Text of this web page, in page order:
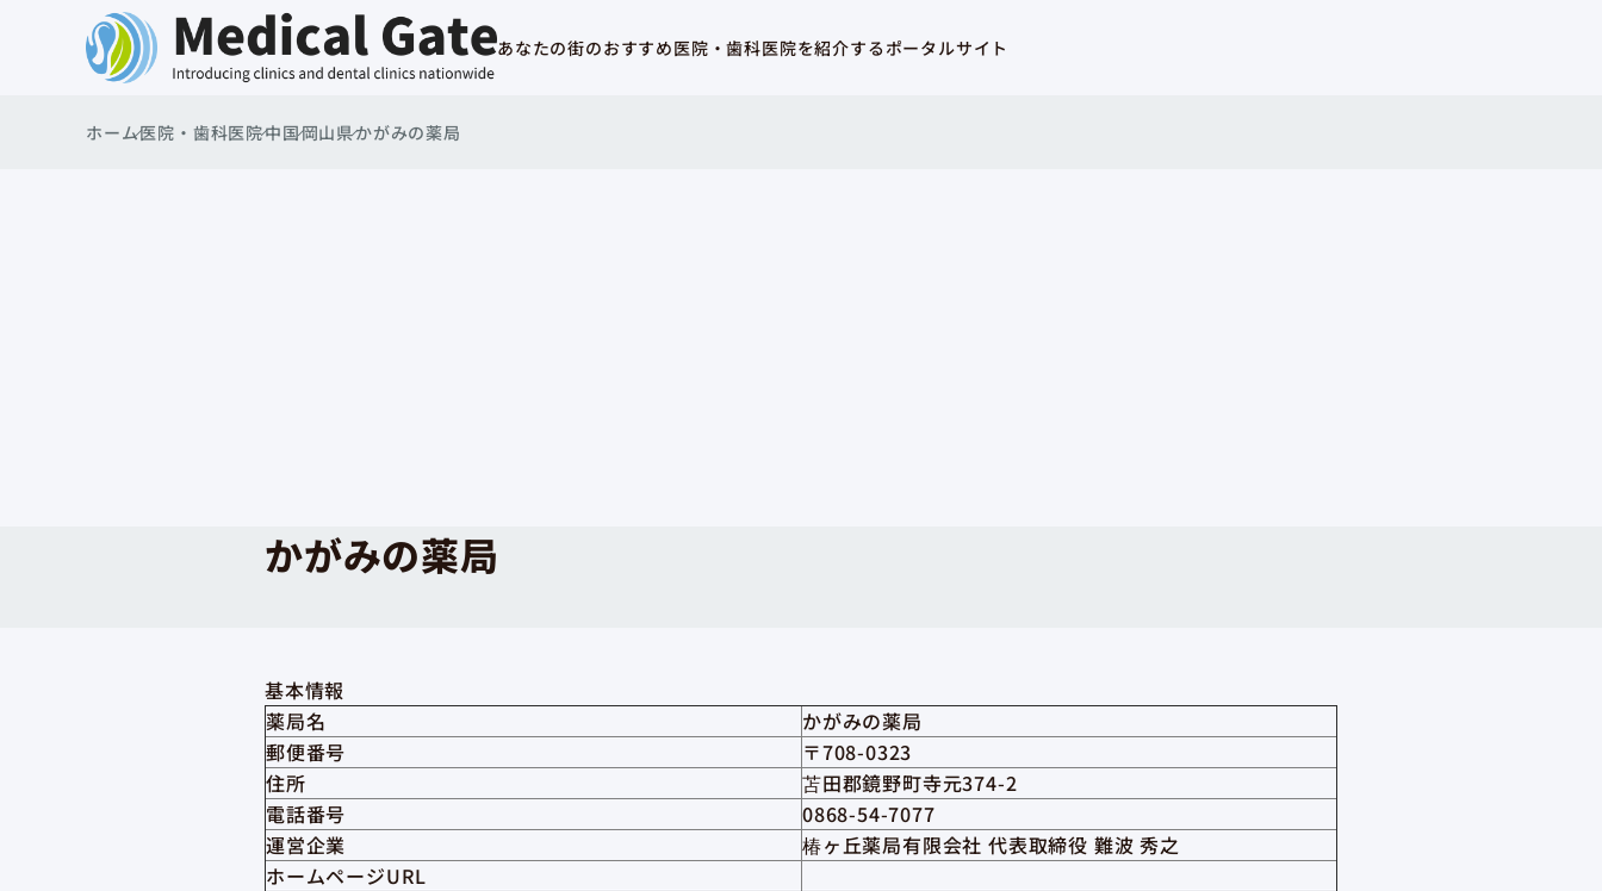
あなたの街のおすすめ医院・歯科医院を紹介するポータルサイト
ホーム医院・歯科医院中国岡山県かがみの薬局
かがみの薬局
基本情報
薬局名
かがみの薬局
郵便番号
〒708-0323
住所
苫田郡鏡野町寺元374-2
電話番号
0868-54-7077
運営企業
椿ヶ丘薬局有限会社 代表取締役 難波 秀之
ホームページURL